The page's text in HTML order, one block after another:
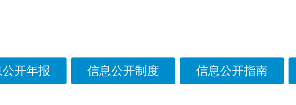
开年报 信息公开制度 信息公开指南